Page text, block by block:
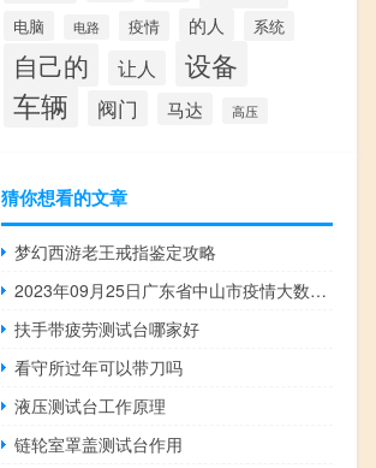
电脑 电路 疫情 的人 系统
自己的 让人
设备
车辆
阀门 马达 高压
猜你想看的文章
梦幻西游老王戒指鉴定攻略
2023年09月25日广东省中山市疫情大数据-今日/今天疫情全网搜索最新实时消息动态情况通知播报
扶手带疲劳测试台哪家好
看守所过年可以带刀吗
液压测试台工作原理
链轮室罩盖测试台作用